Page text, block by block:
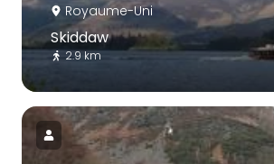
Royaume-Uni
Skiddaw
2.9 km